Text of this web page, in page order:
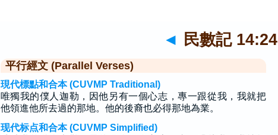
◄ 民數記 14:24
平行經文 (Parallel Verses)
現代標點和合本 (CUVMP Traditional)
唯獨我的僕人迦勒，因他另有一個心志，專一跟從我，我就把
他領進他所去過的那地。他的後裔也必得那地為業。
现代标点和合本 (CUVMP Simplified)